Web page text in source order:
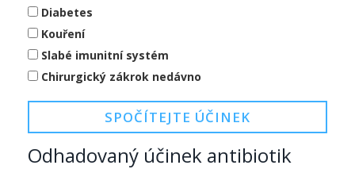
Diabetes
Kouření
Slabé imunitní systém
Chirurgický zákrok nedávno
SPOČÍTEJTE ÚČINEK
Odhadovaný účinek antibiotik